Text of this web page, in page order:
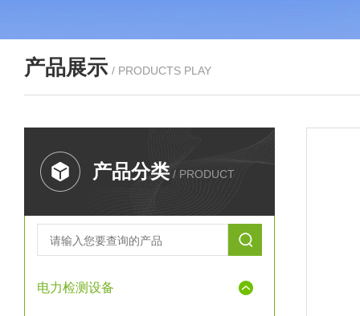
产品展示 / PRODUCTS PLAY
产品分类 / PRODUCT
电力检测设备